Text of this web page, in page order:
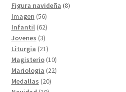
Figura navideña 88
Imagen 5656
productos
Infantil 6262
productos
Jovenes 33
productos
Liturgia 2121
productos
Magisterio 1010
productos
Mariologia 2222
Medallas 2020